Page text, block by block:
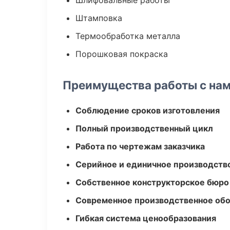
Штамповка
Термообработка металла
Порошковая покраска
Преимущества работы с
Соблюдение сроков изготовления
Полный производственный цикл
Работа по чертежам заказчика
Серийное и единичное
Собственное конструкторское бюро
Современное производственное
Гибкая система ценообразования